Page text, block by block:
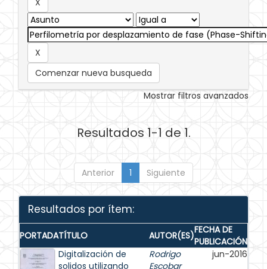
Comenzar nueva busqueda
Mostrar filtros avanzados
Resultados 1-1 de 1.
Anterior 1 Siguiente
Resultados por ítem:
PORTADATÍTULO AUTOR(ES)FECHA DE
PUBLICACIÓN
Digitalización de
solidos utilizando
Rodrigo
Escobar
jun-2016